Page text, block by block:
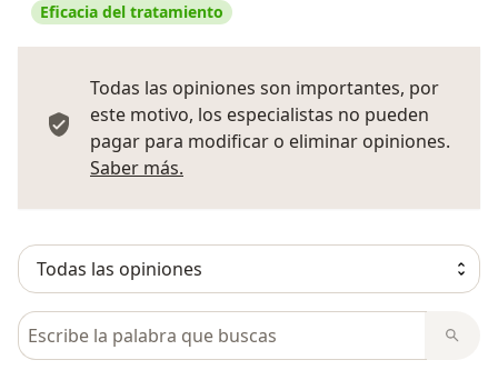
Eficacia del tratamiento
Todas las opiniones son importantes, por
este motivo, los especialistas no pueden
pagar para modificar o eliminar opiniones.
Saber más.
Busca en opiniones